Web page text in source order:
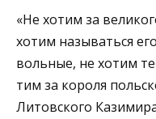
«Не хотим за
хотим называться
вольные, не хотим
тим за короля
Литовского